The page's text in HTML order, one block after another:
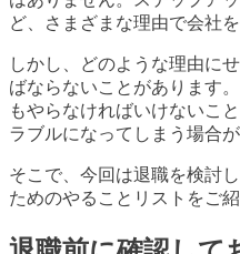
ど、さまざまな理由で会社
しかし、どのような理由に
ばならないことがあります
もやらなければいけないこ
ラブルになってしまう場合が
そこで、今回は退職を検討
ためのやることリストをご紹